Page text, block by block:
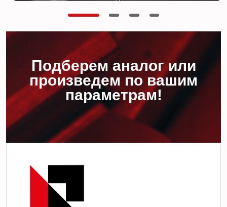
Подберем аналог или
произведем по вашим
параметрам!